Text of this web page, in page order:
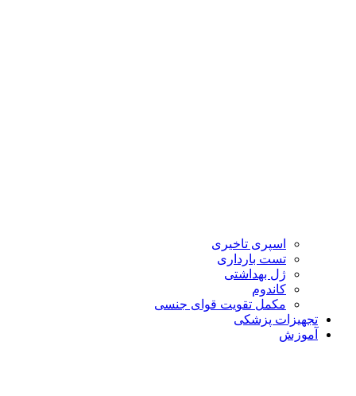
اسپری تاخیری
تست بارداری
ژل بهداشتی
کاندوم
مکمل تقویت قوای جنسی
تجهیزات پزشکی
آموزش